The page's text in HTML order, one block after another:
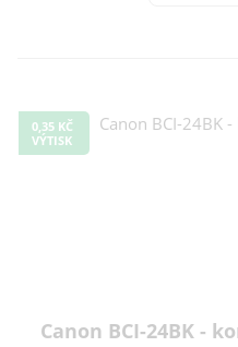
0,35 KČ
VÝTISK
Canon BCI-24BK -